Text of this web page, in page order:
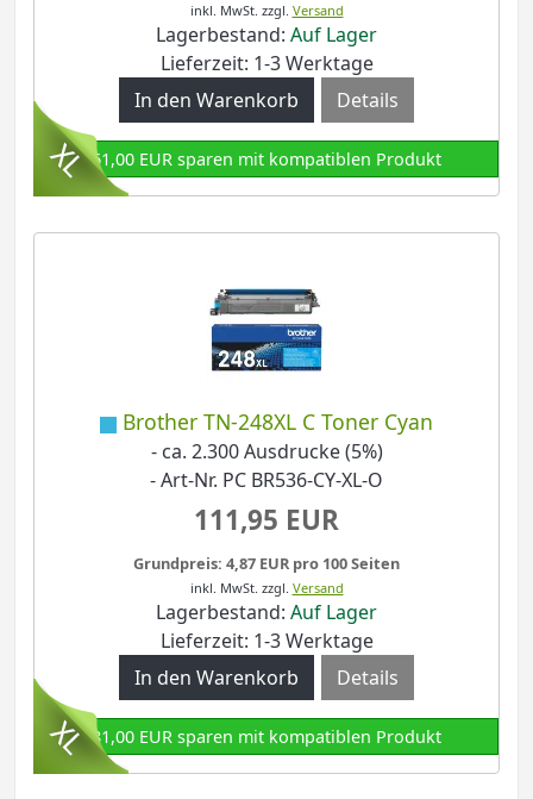
inkl. MwSt. zzgl. Versand
Lagerbestand: Auf Lager
Lieferzeit: 1-3 Werktage
Details
61,00 EUR sparen mit kompatiblen Produkt
Brother TN-248XL C Toner Cyan
- ca. 2.300 Ausdrucke (5%)
- Art-Nr. PC BR536-CY-XL-O
111,95 EUR
Grundpreis: 4,87 EUR pro 100 Seiten
inkl. MwSt. zzgl. Versand
Lagerbestand: Auf Lager
Lieferzeit: 1-3 Werktage
Details
81,00 EUR sparen mit kompatiblen Produkt